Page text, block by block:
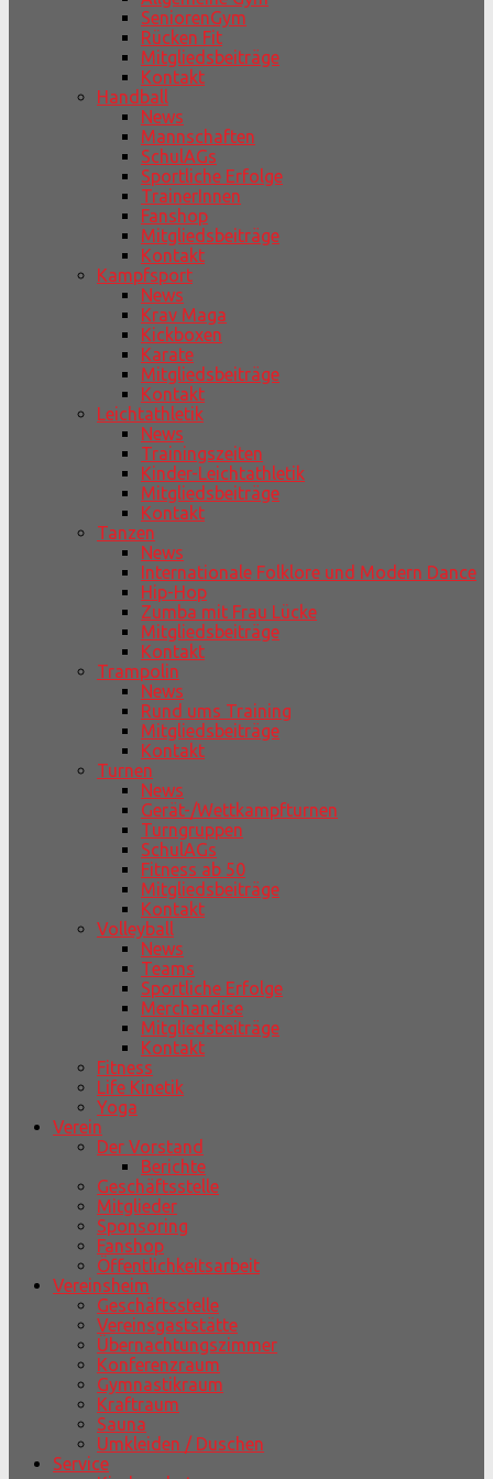
SeniorenGym
Rücken Fit
Mitgliedsbeiträge
Kontakt
Handball
News
Mannschaften
SchulAGs
Sportliche Erfolge
TrainerInnen
Fanshop
Mitgliedsbeiträge
Kontakt
Kampfsport
News
Krav Maga
Kickboxen
Karate
Mitgliedsbeiträge
Kontakt
Leichtathletik
News
Trainingszeiten
Kinder-Leichtathletik
Mitgliedsbeiträge
Kontakt
Tanzen
News
Internationale Folklore und Modern Dance
Hip-Hop
Zumba mit Frau Lücke
Mitgliedsbeiträge
Kontakt
Trampolin
News
Rund ums Training
Mitgliedsbeiträge
Kontakt
Turnen
News
Gerät-/Wettkampfturnen
Turngruppen
SchulAGs
Fitness ab 50
Mitgliedsbeiträge
Kontakt
Volleyball
News
Teams
Sportliche Erfolge
Merchandise
Mitgliedsbeiträge
Kontakt
Fitness
Life Kinetik
Yoga
Verein
Der Vorstand
Berichte
Geschäftsstelle
Mitglieder
Sponsoring
Fanshop
Öffentlichkeitsarbeit
Vereinsheim
Geschäftsstelle
Vereinsgaststätte
Übernachtungszimmer
Konferenzraum
Gymnastikraum
Kraftraum
Sauna
Umkleiden / Duschen
Service